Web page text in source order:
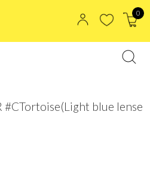
0
#CTortoise(Light blue lense